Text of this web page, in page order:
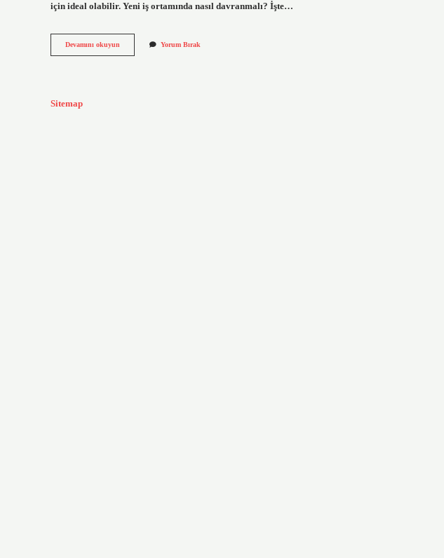
için ideal olabilir. Yeni iş ortamında nasıl davranmalı? İşte…
Devamını okuyun
Is
Yorum Bırak
Sitemap